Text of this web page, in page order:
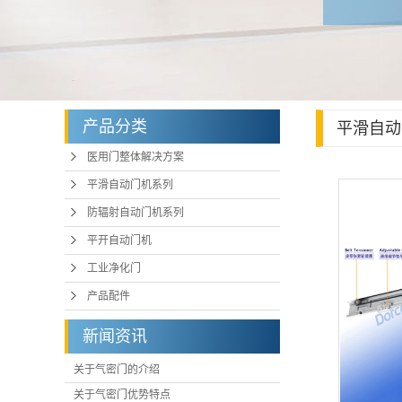
产品分类
医用门整体解决方案
平滑自动门机系列
防辐射自动门机系列
平开自动门机
工业净化门
产品配件
新闻资讯
关于气密门的介绍
关于气密门优势特点
平滑自